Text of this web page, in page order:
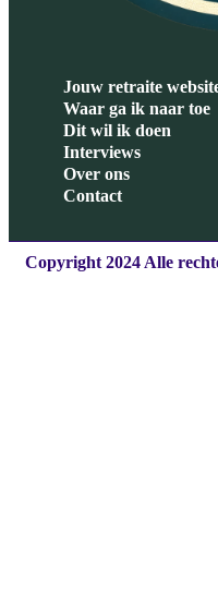
Jouw retraite
Waar ga ik naar toe
Dit wil ik doen
Interviews
Over ons
Contact
Copyright 2024 Alle